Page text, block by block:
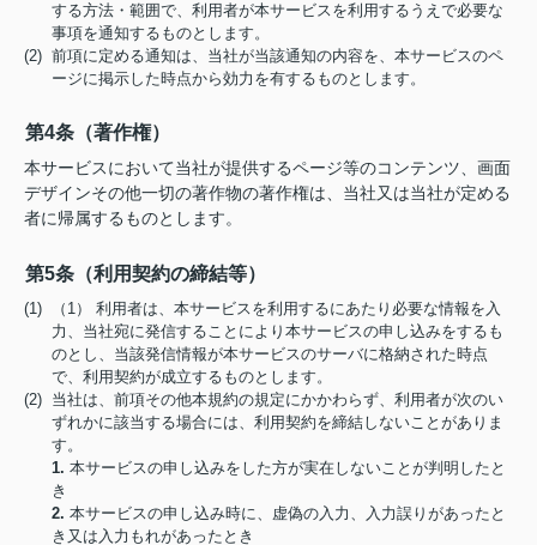
する方法・範囲で、利用者が本サービスを利用するうえで必要な
事項を通知するものとします。
(2) 前項に定める通知は、当社が当該通知の内容を、本サービスのペ
ージに掲示した時点から効力を有するものとします。
第4条（著作権）
本サービスにおいて当社が提供するページ等のコンテンツ、画面
デザインその他一切の著作物の著作権は、当社又は当社が定める
者に帰属するものとします。
第5条（利用契約の締結等）
(1) （1） 利用者は、本サービスを利用するにあたり必要な情報を入
力、当社宛に発信することにより本サービスの申し込みをするも
のとし、当該発信情報が本サービスのサーバに格納された時点
で、利用契約が成立するものとします。
(2) 当社は、前項その他本規約の規定にかかわらず、利用者が次のい
ずれかに該当する場合には、利用契約を締結しないことがありま
す。
1. 本サービスの申し込みをした方が実在しないことが判明したと
き
2. 本サービスの申し込み時に、虚偽の入力、入力誤りがあったと
き又は入力もれがあったとき